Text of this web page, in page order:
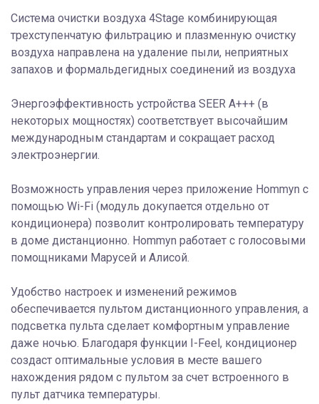
Система очистки воздуха 4Stage комбинирующая
трехступенчатую фильтрацию и плазменную очистку
воздуха направлена на удаление пыли, неприятных
запахов и формальдегидных соединений из воздуха
Энергоэффективность устройства SEER А+++ (в
некоторых мощностях) соответствует высочайшим
международным стандартам и сокращает расход
электроэнергии.
Возможность управления через приложение Hommyn с
помощью Wi-Fi (модуль докупается отдельно от
кондиционера) позволит контролировать температуру
в доме дистанционно. Hommyn работает с голосовыми
помощниками Марусей и Алисой.
Удобство настроек и изменений режимов
обеспечивается пультом дистанционного управления, а
подсветка пульта сделает комфортным управление
даже ночью. Благодаря функции I-Feel, кондиционер
создаст оптимальные условия в месте вашего
нахождения рядом с пультом за счет встроенного в
пульт датчика температуры.